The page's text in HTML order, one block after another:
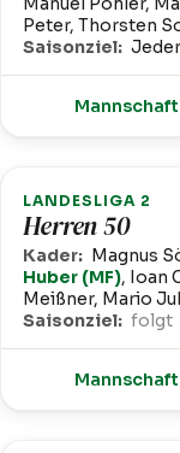
Peter, Thorsten
Saisonziel:
Mannschaft
LANDESLIGA 2
Herren 50
Kader: Magnus
Huber (MF), Ioan
Meißner, Mario
Saisonziel: folgt
Mannschaft